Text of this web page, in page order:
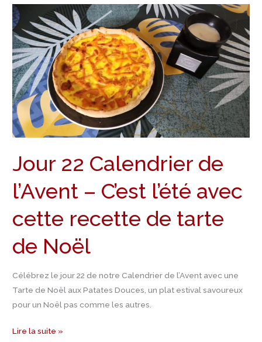
Jour 22 Calendrier de
l’Avent – C’est l’été avec
cette recette de tarte
de Noël
Célébrez le jour 22 de notre Calendrier de l’Avent avec une
Tarte de Noël aux Patates Douces, un plat estival savoureux
pour un Noël pas comme les autres.
Jour
22
Calendrier
de
l’Avent
–
C’est
l’été
avec
recette
de
tarte
de
Noël
Lire la suite »